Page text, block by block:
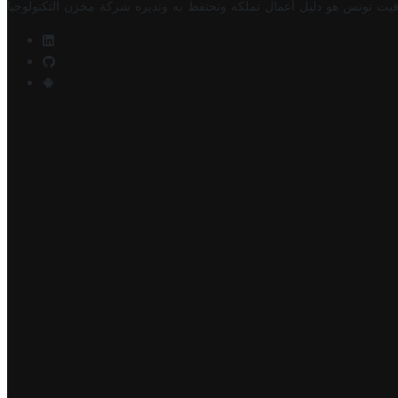
تونس هو دليل أعمال تملكه وتحتفظ به وتديره شركة مخزن التكنولوجيا